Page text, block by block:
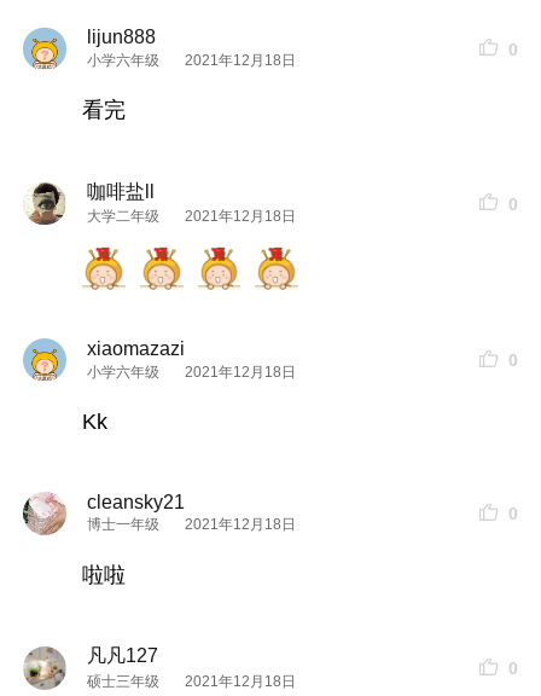
关于房间的选择和推荐：
如果你要查看本帖隐藏内容请回复
房间分为了下面这几个房型：
豪华标准双人间3间
lijun888
小学六年级 2021年12月18日
0
看完
咖啡盐ll
大学二年级 2021年12月18日
0
xiaomazazi
小学六年级 2021年12月18日
0
Kk
cleansky21
博士一年级 2021年12月18日
0
啦啦
凡凡127
硕士三年级 2021年12月18日
0